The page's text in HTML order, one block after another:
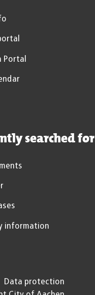
Portal
searched for
information
Data protection